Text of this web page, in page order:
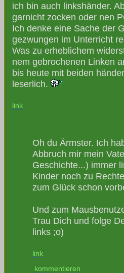
ich bin auch linkshänder.
garnicht zocken oder nen
Ich denke eine Sache der
gezwungen im Unterricht
Was zu erheblichem
nem gebrochenen Linken
bis heute mit beiden
leserlich.
link
Oh du Ärmster. Ich
Abbruch mir mein
Geschichte...) immer
Kinder noch zu
zum Glück schon
Und zum
Trau Dich und folge
links ;o)
link
kommentieren